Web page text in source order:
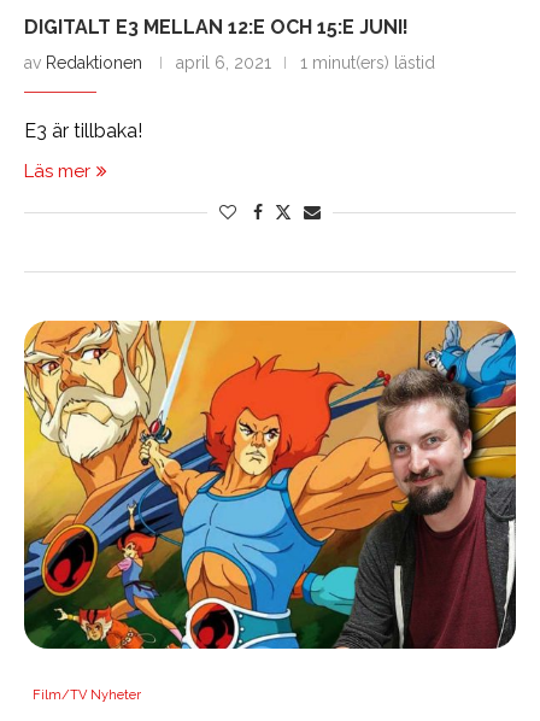
DIGITALT E3 MELLAN 12:E OCH 15:E JUNI!
av Redaktionen april 6, 2021 1 minut(ers) lästid
E3 är tillbaka!
Läs mer
Film/TV Nyheter